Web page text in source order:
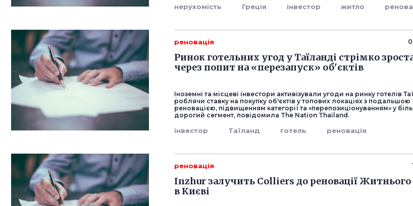
нерухомість Греція інвестор житло
реновація
Ринок готельних угод у Таїланді стрімко
через попит на «перезапуск» об'єктів
Іноземні та місцеві інвестори активізували угоди на ринку готелів
роблячи ставку на покупку об'єктів у топових локаціях з подальшою
реновацією, підвищенням категорії та «перепозиціонуванням» у
дорогий сегмент, повідомила The Nation Thailand.
інвестор Таїланд готель реновація
реновація
Inzhur залучить Colliers до реновації
в Києві